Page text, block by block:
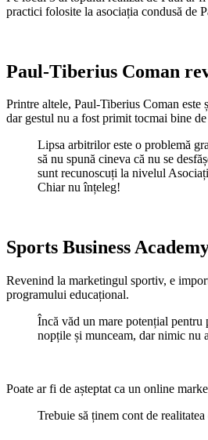
practici folosite la asociația condusă de
Paul-Tiberius Coman
Printre altele, Paul-Tiberius Coman
dar gestul nu a fost primit tocmai bine
Lipsa arbitrilor este o problemă
să nu spună cineva că nu se
sunt recunoscuți la nivelul
Chiar nu înțeleg!
Sports Business
Revenind la marketingul sportiv, e
programului educațional.
Încă văd un mare potențial pentru
nopțile și munceam, dar nimic nu
Poate ar fi de așteptat ca un online
Trebuie să ținem cont de